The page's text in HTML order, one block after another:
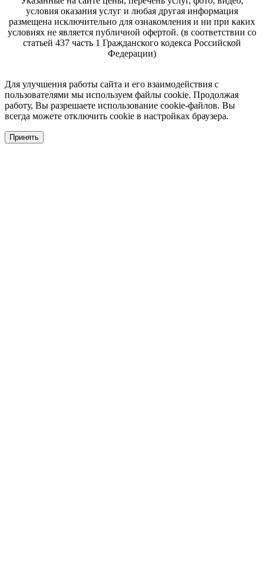
условия оказания услуг и любая другая информация
размещена исключительно для ознакомления и ни при каких
условиях не является публичной офертой. (в соответствии со
статьей 437 часть 1 Гражданского кодекса Российской
Федерации)
Для улучшения работы сайта и его взаимодействия с
пользователями мы используем файлы cookie. Продолжая
работу, Вы разрешаете использование cookie-файлов. Вы
всегда можете отключить cookie в настройках браузера.
Принять